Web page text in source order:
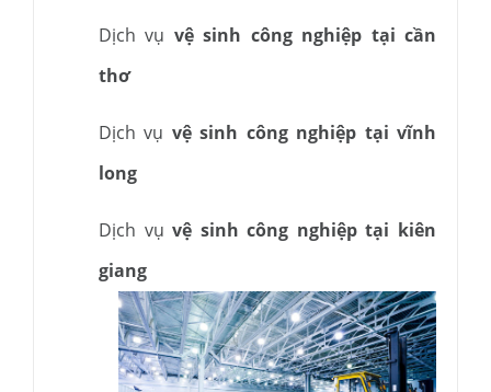
Dịch vụ vệ sinh công nghiệp tại cần
thơ
Dịch vụ vệ sinh công nghiệp tại vĩnh
long
Dịch vụvệ sinh công nghiệp tại kiên
giang